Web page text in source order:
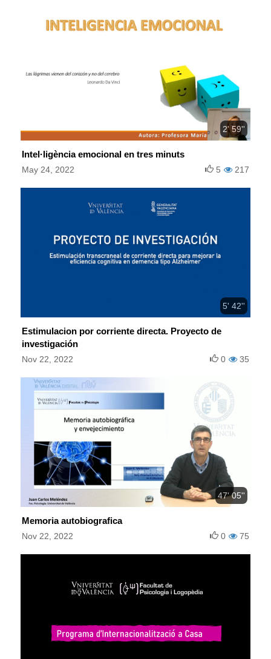
2' 59''
Intel·ligència emocional en tres minuts
May 24, 2022 217
5
5' 42''
Estimulacion por corriente directa. Proyecto de
investigación
Nov 22, 2022 35
0
47' 05''
Memoria autobiografica
Nov 22, 2022 75
0